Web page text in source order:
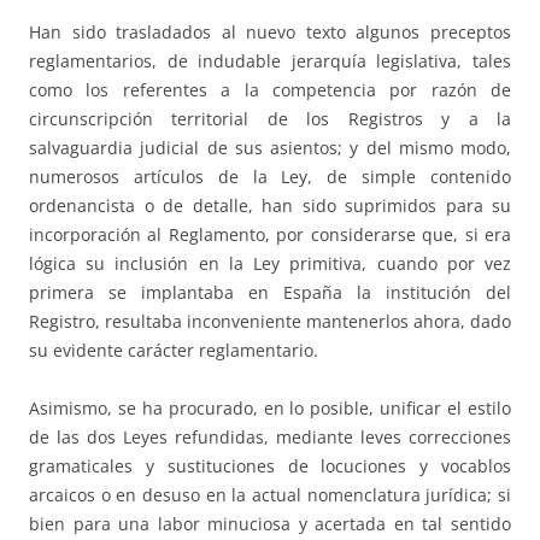
Han sido trasladados al nuevo texto algunos preceptos
reglamentarios, de indudable jerarquía legislativa, tales
como los referentes a la competencia por razón de
circunscripción territorial de los Registros y a la
salvaguardia judicial de sus asientos; y del mismo modo,
numerosos artículos de la Ley, de simple contenido
ordenancista o de detalle, han sido suprimidos para su
incorporación al Reglamento, por considerarse que, si era
lógica su inclusión en la Ley primitiva, cuando por vez
primera se implantaba en España la institución del
Registro, resultaba inconveniente mantenerlos ahora, dado
su evidente carácter reglamentario.
Asimismo, se ha procurado, en lo posible, unificar el estilo
de las dos Leyes refundidas, mediante leves correcciones
gramaticales y sustituciones de locuciones y vocablos
arcaicos o en desuso en la actual nomenclatura jurídica; si
bien para una labor minuciosa y acertada en tal sentido